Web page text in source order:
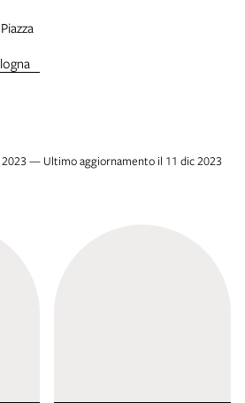
— Ultimo aggiornamento il 11 dic 2023